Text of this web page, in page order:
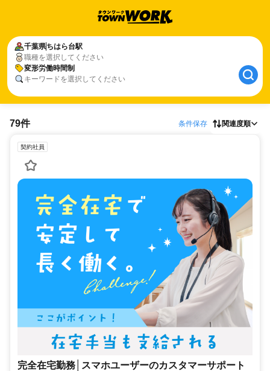
千葉県ちはら台駅
職種を選択してください
変形労働時間制
キーワードを選択してください
79件 条件保存 関連度順
契約社員
完全在宅勤務│スマホユーザーのカスタマーサポート